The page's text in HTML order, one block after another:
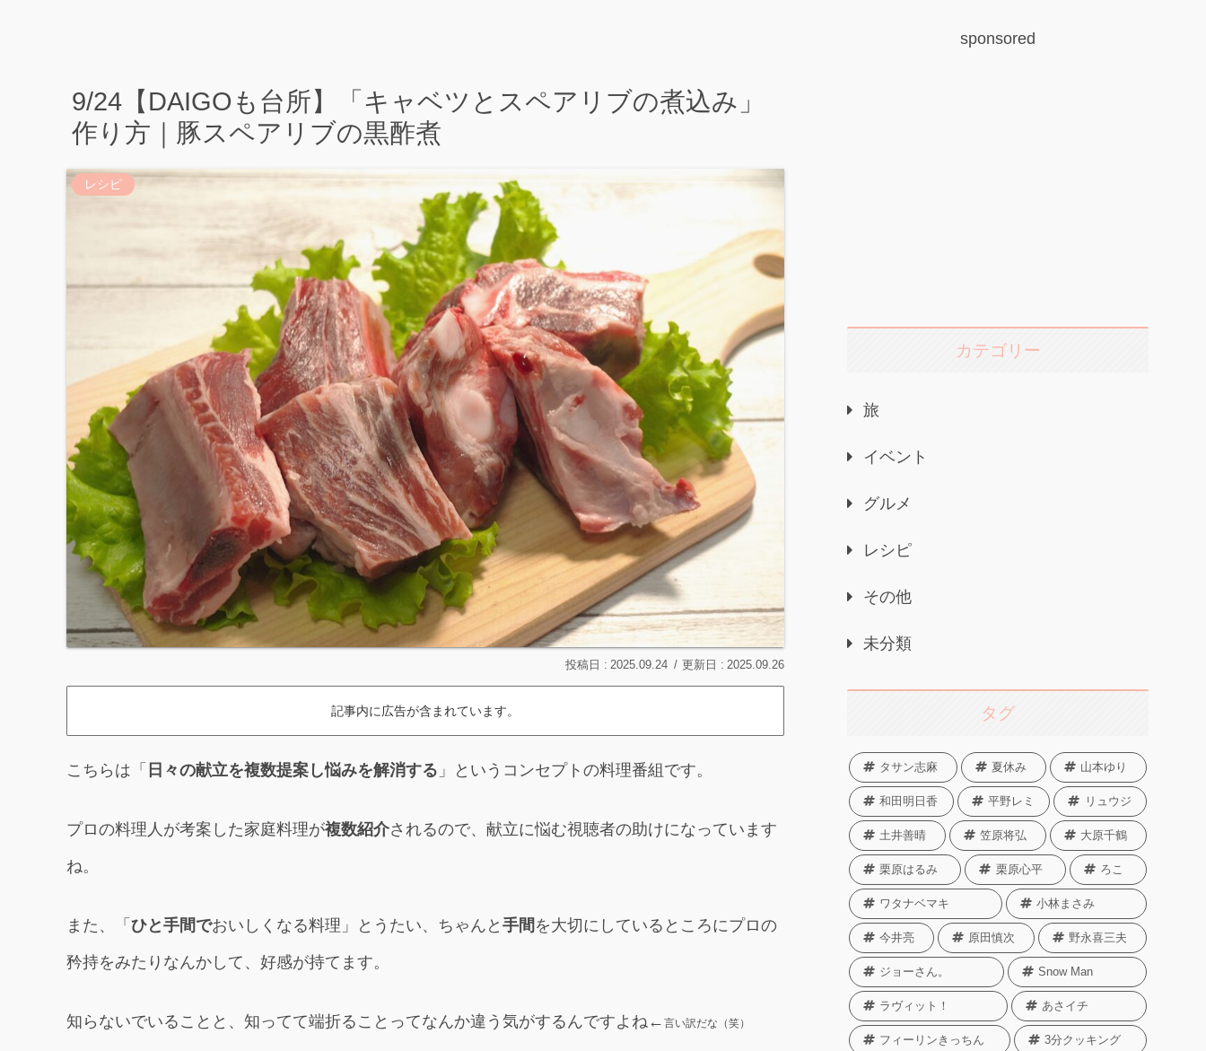
9/24【DAIGOも台所】「キャベツとスペアリブの煮込み」
作り方｜豚スペアリブの黒酢煮
レシピ
2025.09.24 2025.09.26
記事内に広告が含まれています。
こちらは「 日々の献立を複数提案し悩みを解消する 」というコンセプトの料理番組です。
プロの料理人が考案した家庭料理が複数紹介されるので、献立に悩む視聴者の助けになっています
ね。
また、「 ひと手間でおいしくなる料理」とうたい、ちゃんと 手間 を大切にしているところにプロの
矜持をみたりなんかして、好感が持てます。
知らないでいることと、知ってて端折ることってなんか違う気がするんですよね← 言い訳だな（笑）
sponsored
カテゴリー
旅
イベント
グルメ
レシピ
その他
未分類
タグ
タサン志麻 夏休み 山本ゆり
和田明日香 平野レミ リュウジ
土井善晴 笠原将弘 大原千鶴
栗原はるみ 栗原心平 ろこ
ワタナベマキ 小林まさみ
今井亮 原田慎次 野永喜三夫
ジョーさん。 Snow Man
ラヴィット！ あさイチ
フィーリンきっちん 3分クッキング